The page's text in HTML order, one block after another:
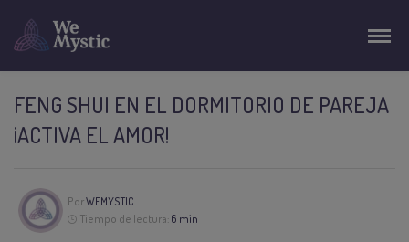
FENG SHUI EN EL DORMITORIO DE PAREJA
¡ACTIVA EL AMOR!
PorWEMYSTIC
Tiempo de lectura: 6 min